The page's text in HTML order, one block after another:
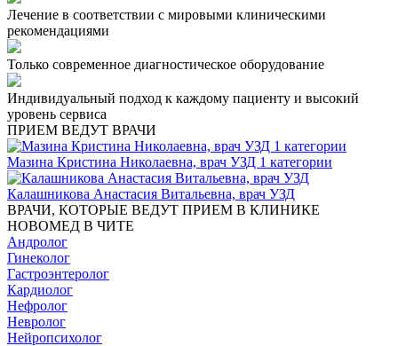
Лечение в соответствии с мировыми клиническими
рекомендациями
Только современное диагностическое оборудование
Индивидуальный подход к каждому пациенту и высокий
уровень сервиса
ПРИЕМ ВЕДУТ ВРАЧИ
Мазина Кристина Николаевна, врач УЗД 1 категории
Калашникова Анастасия Витальевна, врач УЗД
ВРАЧИ, КОТОРЫЕ ВЕДУТ ПРИЕМ В КЛИНИКЕ
НОВОМЕД В ЧИТЕ
Андролог
Гинеколог
Гастроэнтеролог
Кардиолог
Нефролог
Невролог
Нейропсихолог